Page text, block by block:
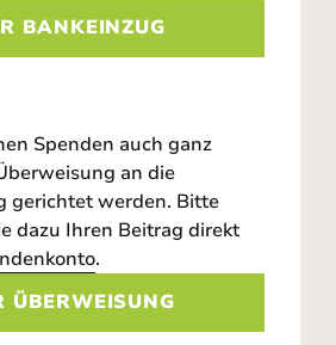
BANKEINZUG
Spenden auch ganz
an die
gerichtet werden. Bitte
dazu Ihren Beitrag direkt
.
ÜBERWEISUNG